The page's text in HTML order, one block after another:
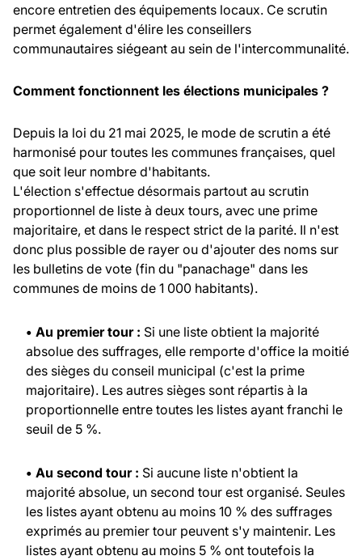
encore entretien des équipements locaux. Ce scrutin
permet également d'élire les conseillers
communautaires siégeant au sein de l'intercommunalité.
Comment fonctionnent les élections municipales ?
Depuis la loi du 21 mai 2025, le mode de scrutin a été
harmonisé pour toutes les communes françaises, quel
que soit leur nombre d'habitants.
L'élection s'effectue désormais partout au scrutin
proportionnel de liste à deux tours, avec une prime
majoritaire, et dans le respect strict de la parité. Il n'est
donc plus possible de rayer ou d'ajouter des noms sur
les bulletins de vote (fin du "panachage" dans les
communes de moins de 1 000 habitants).
• Au premier tour : Si une liste obtient la majorité
absolue des suffrages, elle remporte d'office la moitié
des sièges du conseil municipal (c'est la prime
majoritaire). Les autres sièges sont répartis à la
proportionnelle entre toutes les listes ayant franchi le
seuil de 5 %.
• Au second tour : Si aucune liste n'obtient la
majorité absolue, un second tour est organisé. Seules
les listes ayant obtenu au moins 10 % des suffrages
exprimés au premier tour peuvent s'y maintenir. Les
listes ayant obtenu au moins 5 % ont toutefois la